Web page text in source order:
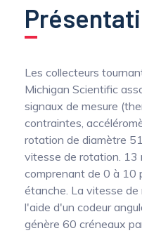
Les collecteurs
Michigan Scientific
signaux de mesure
contraintes,
rotation de diamètre
vitesse de rotation. 13
comprenant de 0 à 10
étanche. La vitesse
l'aide d'un codeur
génère 60 créneaux